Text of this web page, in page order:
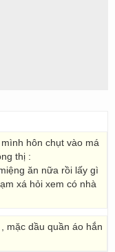
hôn chụt vào má
thị :
ăn nữa rồi lấy gì
xá hỏi xem có nhà
mặc dầu quần áo hắn